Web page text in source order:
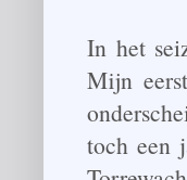
In het
Mijn
toch een